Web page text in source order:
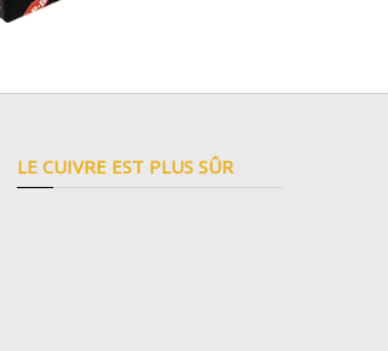
LE CUIVRE EST PLUS SÛR